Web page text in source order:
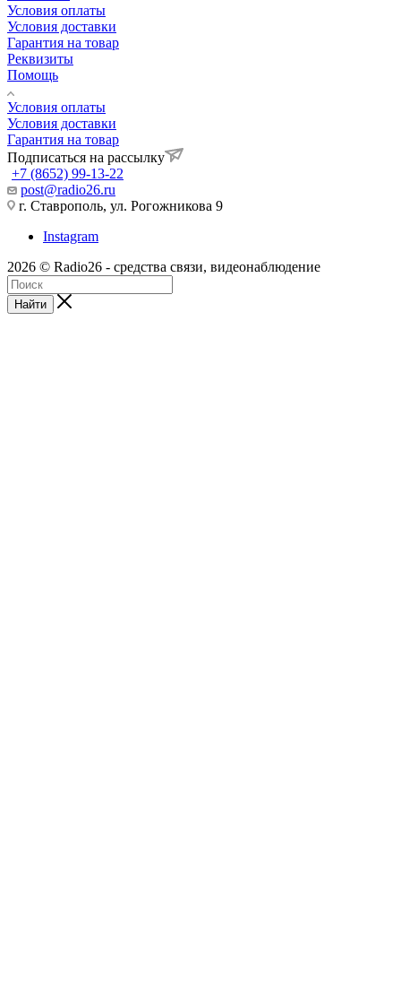
Условия оплаты
Условия доставки
Гарантия на товар
Реквизиты
Помощь
Условия оплаты
Условия доставки
Гарантия на товар
Подписаться на рассылку
+7 (8652) 99-13-22
post@radio26.ru
г. Ставрополь, ул. Рогожникова 9
Instagram
2026 © Radio26 - средства связи, видеонаблюдение
Найти